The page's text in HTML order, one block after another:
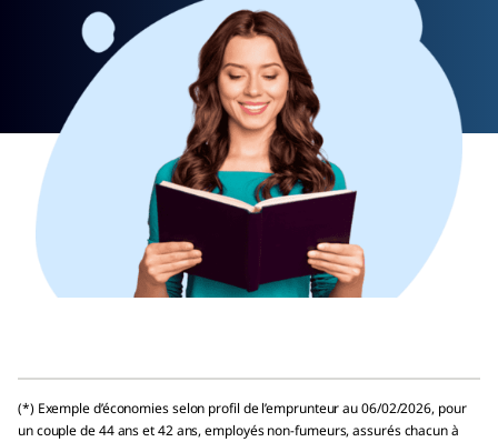
(*) Exemple d’économies selon profil de l’emprunteur au 06/02/2026, pour
un couple de 44 ans et 42 ans, employés non-fumeurs, assurés chacun à